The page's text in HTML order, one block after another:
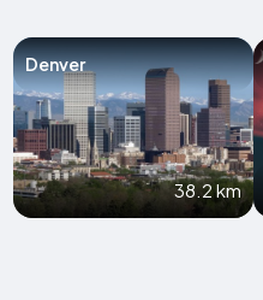
Denver
38.2 km